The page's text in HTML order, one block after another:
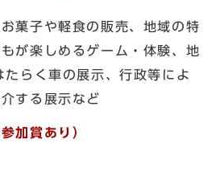
菓子や軽食の販売、地域の特
が楽しめるゲーム・体験、地
たらく車の展示、行政等によ
する展示など
加賞あり）